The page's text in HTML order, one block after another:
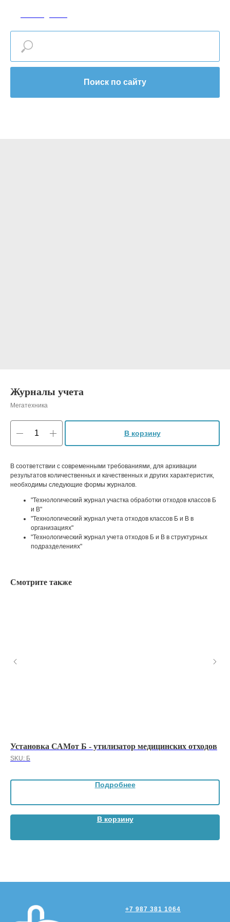
Поиск по сайту
Журналы учета
Мегатехника
В корзину
В соответствии с современными требованиями, для архивации
результатов количественных и качественных и других характеристик,
необходимы следующие формы журналов.
"Технологический журнал участка обработки отходов классов Б
и В"
"Технологический журнал учета отходов классов Б и В в
организациях"
"Технологический журнал учета отходов Б и В в структурных
подразделениях"
Смотрите также
Установка САМот Б - утилизатор медицинских отходов
SKU: Б
Подробнее
В корзину
+7 987 381 1064